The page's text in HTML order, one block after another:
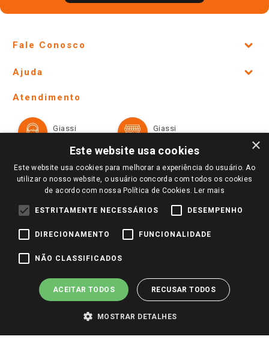
Fale Conosco
Lojas Físicas e Horários
Ofertas
Televendas
Notícias
Perguntas frequentes
Identidade Visual
Ajuda
Formas de Pagamento
Trocas e Devoluções
Atendimento
Giassi
Giassi
Redes Sociais
Pagamento e Segurança
×
Este website usa cookies
Este website usa cookies para melhorar a experiência do usuário. Ao
utilizar o nosso website, o usuário concorda com todos os cookies
de acordo com nossa Política de Cookies. Ler mais
ESTRITAMENTE NECESSÁRIOS DESEMPENHO
DIRECIONAMENTO FUNCIONALIDADE
NÃO CLASSIFICADOS
ACEITAR TODOS RECUSAR TODOS
MOSTRAR DETALHES